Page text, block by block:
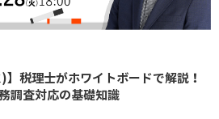
税理士がホワイトボードで解説！
調査対応の基礎知識